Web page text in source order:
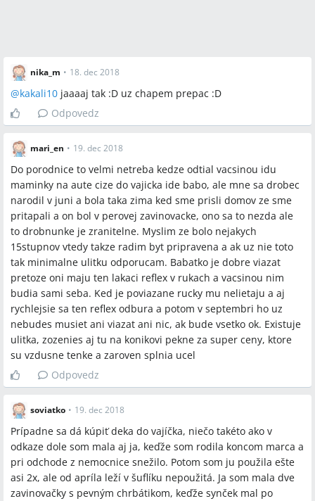
nika_m • 18. dec 2018
@kakali10 jaaaaj tak :D uz chapem prepac :D
Odpovedz
mari_en • 19. dec 2018
Do porodnice to velmi netreba kedze odtial vacsinou idu
maminky na aute cize do vajicka ide babo, ale mne sa drobec
narodil v juni a bola taka zima ked sme prisli domov ze sme
pritapali a on bol v perovej zavinovacke, ono sa to nezda ale
to drobnunke je zranitelne. Myslim ze bolo nejakych
15stupnov vtedy takze radim byt pripravena a ak uz nie toto
tak minimalne ulitku odporucam. Babatko je dobre viazat
pretoze oni maju ten lakaci reflex v rukach a vacsinou nim
budia sami seba. Ked je poviazane rucky mu nelietaju a aj
rychlejsie sa ten reflex odbura a potom v septembri ho uz
nebudes musiet ani viazat ani nic, ak bude vsetko ok. Existuje
ulitka, zozenies aj tu na konikovi pekne za super ceny, ktore
su vzdusne tenke a zaroven splnia ucel
Odpovedz
soviatko • 19. dec 2018
Prípadne sa dá kúpiť deka do vajíčka, niečo takéto ako v
odkaze dole som mala aj ja, keďže som rodila koncom marca a
pri odchode z nemocnice snežilo. Potom som ju použila ešte
asi 2x, ale od apríla leží v šuflíku nepoužitá. Ja som mala dve
zavinovačky s pevným chrbátikom, keďže synček mal po